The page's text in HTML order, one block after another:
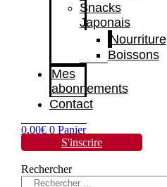
Snacks
Japonais
Nourriture
Boissons
Mes
abonnements
Contact
0,00€ 0 Panier
S'inscrire
Rechercher